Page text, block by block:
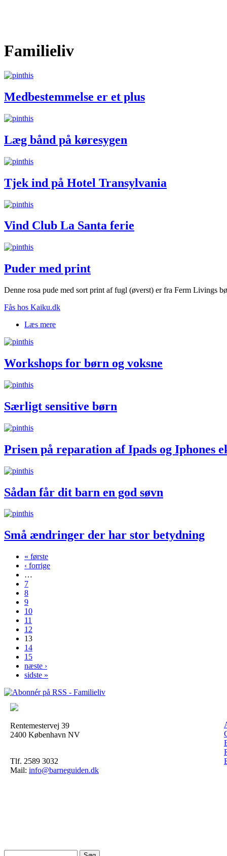
Familieliv
Medbestemmelse er et plus
Læg bånd på køresygen
Tjek ind på Hotel Transylvania
Vind Club La Santa ferie
Puder med print
Denne rosa pude med sort print af fugl (øverst) er fra Ferm Livings
Fås hos Kaiku.dk
Læs mere
Workshops for børn og voksne
Særligt sensitive børn
Prisen på reparation af Ipads og Iphones
Sådan får dit barn en god søvn
Små ændringer der har stor betydning
Sider
« første
‹ forrige
…
7
8
9
10
11
12
13
14
15
næste ›
sidste »
Rentemestervej 39
2400 København NV
Tlf. 2589 3032
Mail: info@barneguiden.dk